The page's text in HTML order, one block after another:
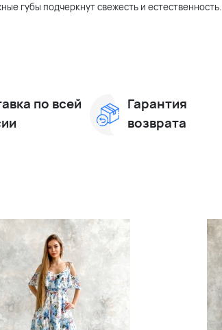
губы подчеркнут свежесть и естественность.
по всей
Гарантия
возврата